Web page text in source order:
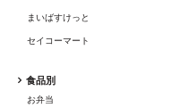
まいばすけっと
セイコーマート
食品別
お弁当